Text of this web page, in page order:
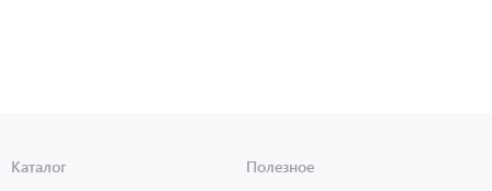
Каталог
Полезное